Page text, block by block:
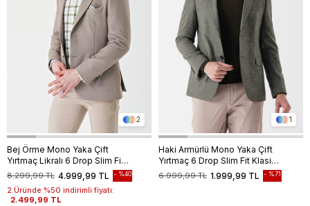
2
Bej Örme Mono Yaka Çift
Yırtmaç Likralı 6 Drop Slim Fit
Dar Kesim Klasik Ceket
1002240138
4.999,99 TL
8.299,99 TL %40
2.Üründe %50 indirimli fiyatı:
2.499,99 TL
1
Haki Armürlü Mono Yaka Çift
Yırtmaç 6 Drop Slim Fit Klasik
Ceket 10022351331.999,99 TL
6.999,99 TL %71